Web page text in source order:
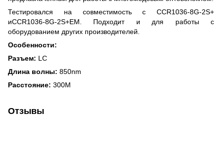
Тестировался на совместимость с CCR1036-8G-2S+
иCCR1036-8G-2S+EM. Подходит и для работы с
оборудованием других производителей.
Особенности:
Разъем: LC
Длина волны: 850nm
Расстояние: 300M
Отзывы